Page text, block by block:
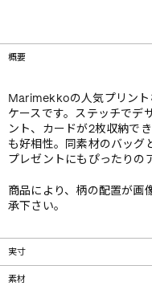
概要
Marimekkoの人気プリン
ケースです。ステッチでデ
ント、カードが2枚収納で
も好相性。同素材のバッグ
プレゼントにもぴったりの
商品により、柄の配置が画
承下さい。
実寸
素材